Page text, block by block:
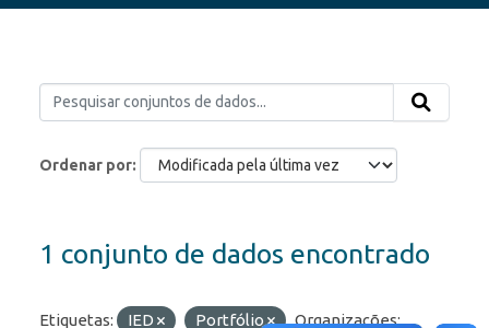
Ordenar por
1 conjunto de dados encontrado
Etiquetas: IED Portfólio
Organizações: